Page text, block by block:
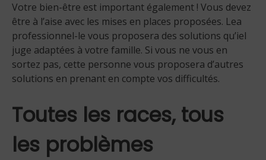
Votre bien-être est important également ! Vous devez
être à l’aise avec les mises en places proposées. Lea
professionnel-le vous proposera des solutions qu’iel
juge adaptées à votre famille. Si vous ne vous en
sortez pas, cette personne vous proposera d’autres
solutions en prenant en compte vos difficultés.
Toutes les races, tous
les problèmes